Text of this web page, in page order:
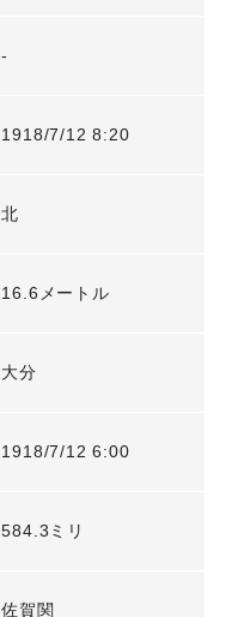
-
1918/7/12 8:20
北
16.6メートル
大分
1918/7/12 6:00
584.3ミリ
佐賀関